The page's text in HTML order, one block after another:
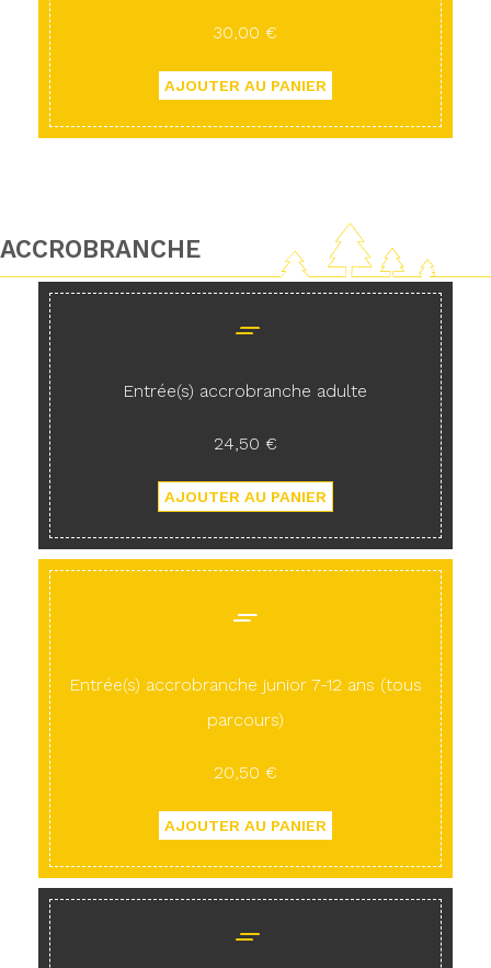
30,00 €
ACCROBRANCHE
Entrée(s) accrobranche adulte
24,50 €
Entrée(s) accrobranche junior 7-12 ans (tous
parcours)
20,50 €